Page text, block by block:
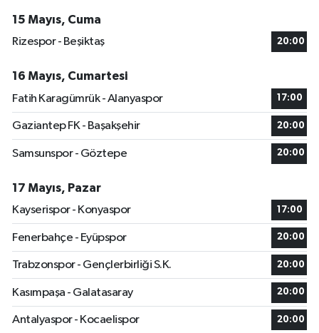
15 Mayıs, Cuma
Rizespor - Beşiktaş
20:00
16 Mayıs, Cumartesi
Fatih Karagümrük - Alanyaspor
17:00
Gaziantep FK - Başakşehir 20:00
Samsunspor - Göztepe 20:00
17 Mayıs, Pazar
Kayserispor - Konyaspor
17:00
Fenerbahçe - Eyüpspor 20:00
Trabzonspor - Gençlerbirliği S.K. 20:00
Kasımpaşa - Galatasaray 20:00
Antalyaspor - Kocaelispor 20:00